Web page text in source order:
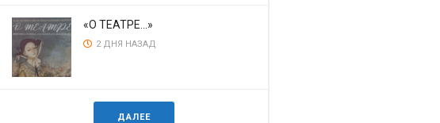
«О ТЕАТРЕ…»
2 ДНЯ НАЗАД
ДАЛЕЕ